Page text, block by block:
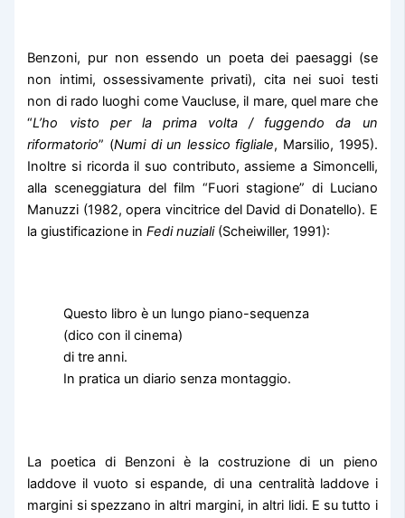
Benzoni, pur non essendo un poeta dei paesaggi (se
non intimi, ossessivamente privati), cita nei suoi testi
non di rado luoghi come Vaucluse, il mare, quel mare che
“L’ho visto per la prima volta / fuggendo da un
riformatorio” (Numi di un lessico figliale, Marsilio, 1995).
Inoltre si ricorda il suo contributo, assieme a Simoncelli,
alla sceneggiatura del film “Fuori stagione” di Luciano
Manuzzi (1982, opera vincitrice del David di Donatello). E
la giustificazione inFedi nuziali(Scheiwiller, 1991):
Questo libro è un lungo piano-sequenza
(dico con il cinema)
di tre anni.
In pratica un diario senza montaggio.
La poetica di Benzoni è la costruzione di un pieno
laddove il vuoto si espande, di una centralità laddove i
margini si spezzano in altri margini, in altri lidi. E su tutto i